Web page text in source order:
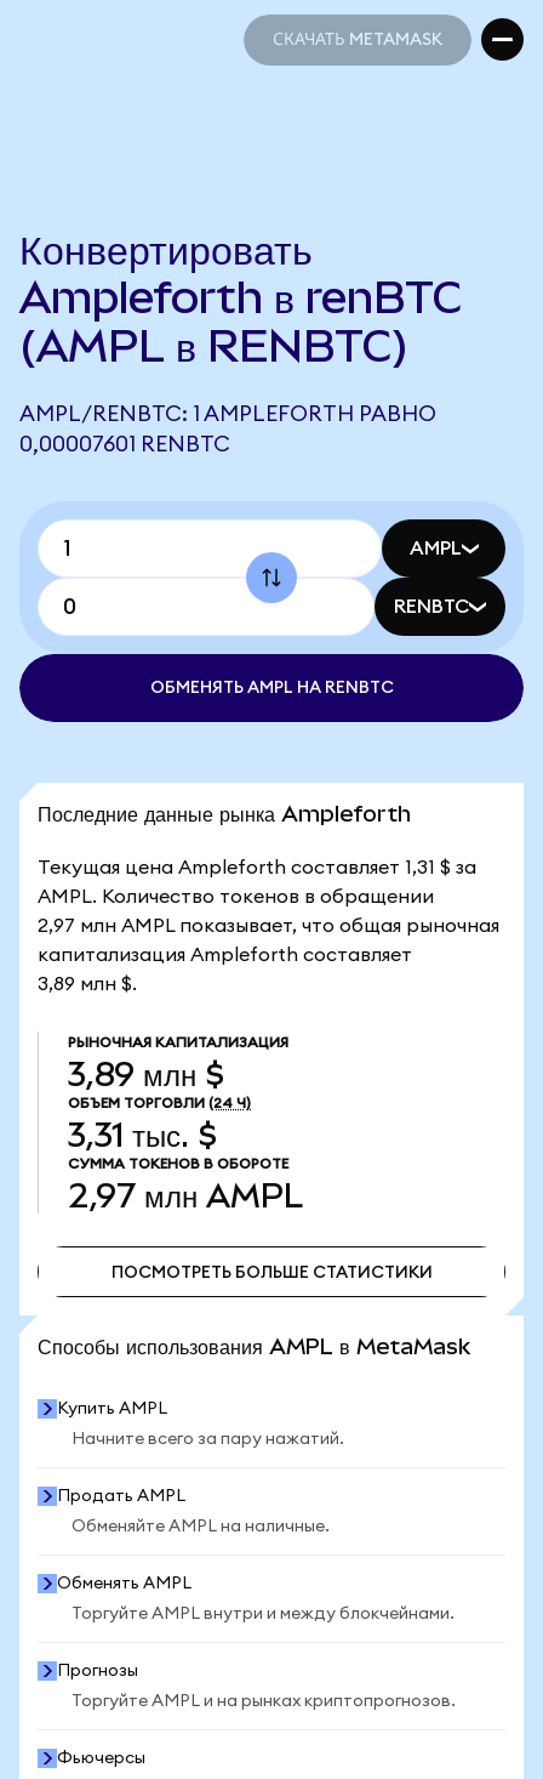
СКАЧАТЬ METAMASK
Конвертировать
Ampleforth в renBTC
(AMPL в RENBTC)
AMPL/RENBTC: 1 AMPLEFORTH РАВНО
0,00007601 RENBTC
AMPL
RENBTC
ОБМЕНЯТЬ AMPL НА RENBTC
Последние данные рынка Ampleforth
Текущая цена Ampleforth составляет 1,31 $ за
AMPL. Количество токенов в обращении
2,97 млн AMPL показывает, что общая рыночная
капитализация Ampleforth составляет
3,89 млн $.
РЫНОЧНАЯ КАПИТАЛИЗАЦИЯ
3,89 млн $
ОБЪЕМ ТОРГОВЛИ (24 Ч)
3,31 тыс. $
СУММА ТОКЕНОВ В ОБОРОТЕ
2,97 млн AMPL
ПОСМОТРЕТЬ БОЛЬШЕ СТАТИСТИКИ
Способы использования AMPL в MetaMask
Купить AMPL
Начните всего за пару нажатий.
Продать AMPL
Обменяйте AMPL на наличные.
Обменять AMPL
Торгуйте AMPL внутри и между блокчейнами.
Прогнозы
Торгуйте AMPL и на рынках криптопрогнозов.
Фьючерсы